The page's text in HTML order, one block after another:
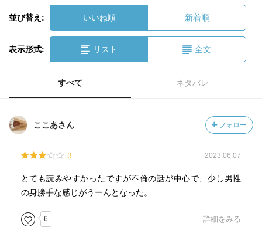
並び替え: いいね順 新着順
表示形式: リスト 全文
すべて ネタバレ
ここあさん フォロー
3 2023.06.07
とても読みやすかったですが不倫の話が中心で、少し男性
の身勝手な感じがうーんとなった。
6 詳細をみる